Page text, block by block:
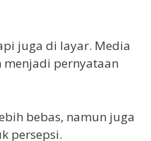
juga di layar. Media
pernyataan
bebas, namun juga
persepsi.